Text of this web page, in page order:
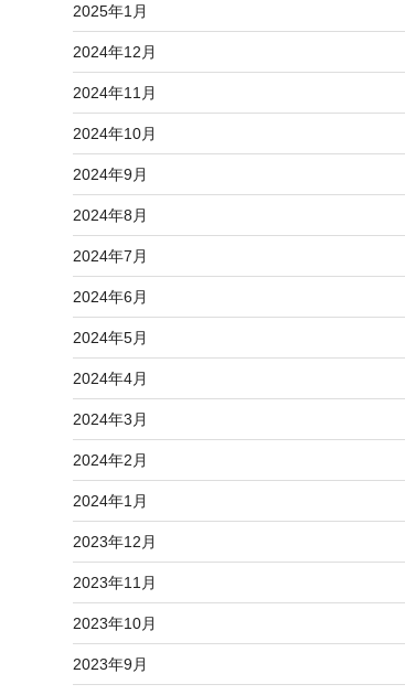
2025年1月
2024年12月
2024年11月
2024年10月
2024年9月
2024年8月
2024年7月
2024年6月
2024年5月
2024年4月
2024年3月
2024年2月
2024年1月
2023年12月
2023年11月
2023年10月
2023年9月